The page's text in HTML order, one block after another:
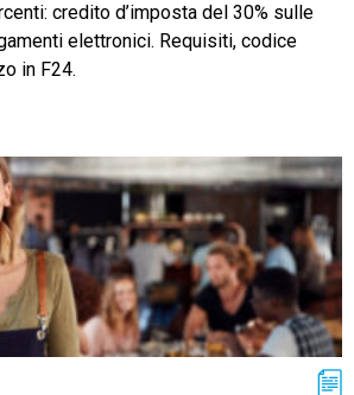
credito d’imposta del 30% sulle
elettronici. Requisiti, codice
in F24.